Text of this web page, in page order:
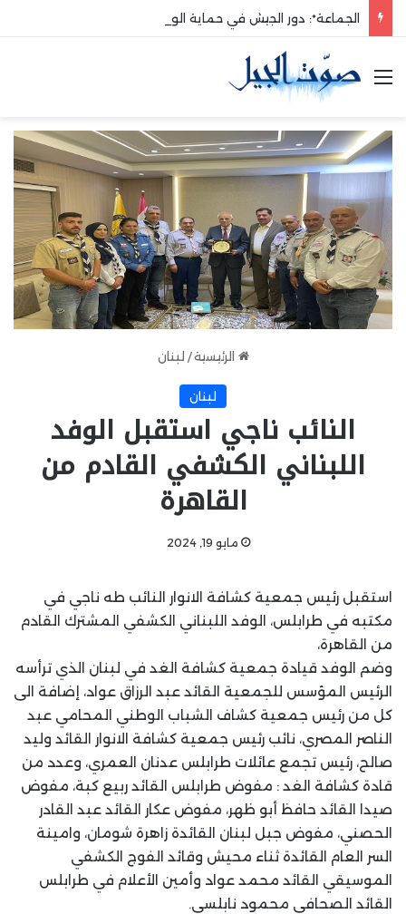
القائمة
الرئيسية / لبنان
لبنان
النائب ناجي استقبل الوفد
اللبناني الكشفي القادم من
القاهرة
مايو 19, 2024
استقبل رئيس جمعية كشافة الانوار النائب طه ناجي في
مكتبه في طرابلس، الوفد اللبناني الكشفي المشترك القادم
من القاهرة،
وضم الوفد قيادة جمعية كشافة الغد في لبنان الذي ترأسه
الرئيس المؤسس للجمعية القائد عبد الرزاق عواد، إضافة الى
كل من رئيس جمعية كشاف الشباب الوطني المحامي عبد
الناصر المصري، نائب رئيس جمعية كشافة الانوار القائد وليد
صالح، رئيس تجمع عائلات طرابلس عدنان العمري، وعدد من
قادة كشافة الغد : مفوض طرابلس القائد ربيع كبة، مفوض
صيدا القائد حافظ أبو ظهر، مفوض عكار القائد عبد القادر
الحصني، مفوض جبل لبنان القائدة زاهرة شومان، وامينة
السر العام القائدة ثناء محيش وقائد الفوج الكشفي
الموسيقي القائد محمد عواد وأمين الأعلام في طرابلس
القائد الصحافي محمود نابلسي.